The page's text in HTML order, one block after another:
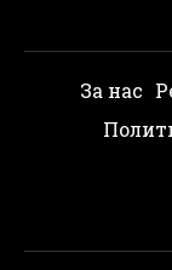
За нас